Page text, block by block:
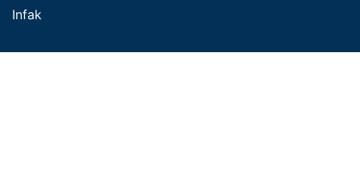
Infak